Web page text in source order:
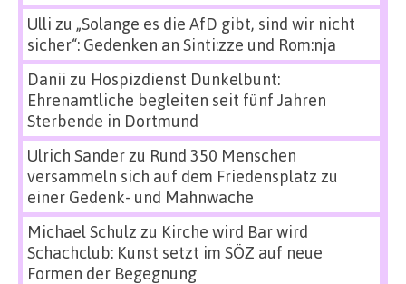
Ulli zu „Solange es die AfD gibt, sind wir nicht
sicher“: Gedenken an Sinti:zze und Rom:nja
Danii zu Hospizdienst Dunkelbunt:
Ehrenamtliche begleiten seit fünf Jahren
Sterbende in Dortmund
Ulrich Sanderzu Rund 350 Menschen
versammeln sich auf dem Friedensplatz zu
einer Gedenk- und Mahnwache
Michael Schulz zu Kirche wird Bar wird
Schachclub: Kunst setzt im SÖZ auf neue
Formen der Begegnung